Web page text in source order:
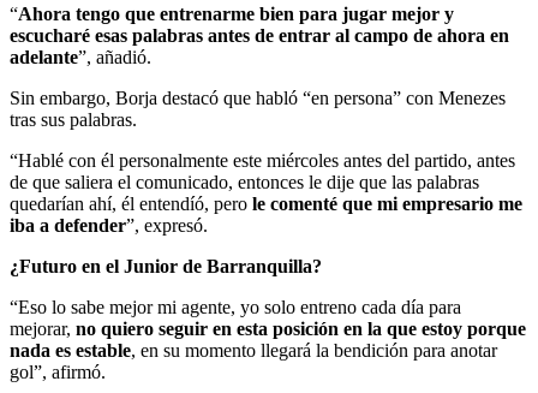
“Ahora tengo que entrenarme bien para jugar mejor y
escucharé esas palabras antes de entrar al campo de ahora en
adelante”, añadió.
Sin embargo, Borja destacó que habló “en persona” con Menezes
tras sus palabras.
“Hablé con él personalmente este miércoles antes del partido, antes
de que saliera el comunicado, entonces le dije que las palabras
quedarían ahí, él entendíó, pero le comenté que mi empresario me
iba a defender”, expresó.
¿Futuro en el Junior de Barranquilla?
“Eso lo sabe mejor mi agente, yo solo entreno cada día para
mejorar, no quiero seguir en esta posición en la que estoy porque
nada es estable, en su momento llegará la bendición para anotar
gol”, afirmó.